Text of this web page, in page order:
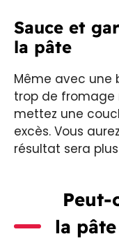
Sauce et
la pâte
Même avec une
trop de fromage
mettez une
excès. Vous
résultat sera
Peut-
la